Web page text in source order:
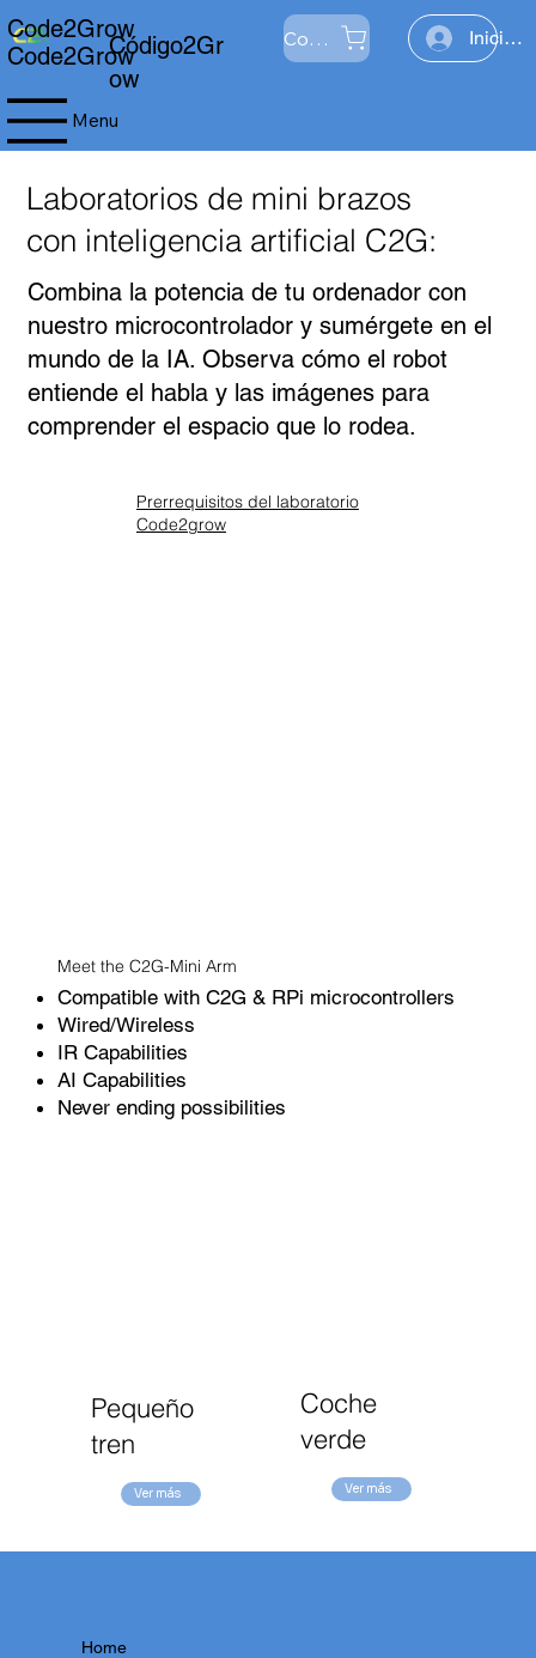
Código2Gr
ow
Comercio Iniciar
Menu
Code2Grow
Code2Grow
Combina la potencia de tu ordenador con
nuestro microcontrolador y sumérgete en el
mundo de la IA. Observa cómo el robot
entiende el habla y las imágenes para
comprender el espacio que lo rodea.
Laboratorios de mini brazos
con inteligencia artificial C2G:
Prerrequisitos del laboratorio
Code2grow
Pequeño
tren
Ver más
Coche
verde
Ver más
Meet the C2G-Mini Arm
Compatible with C2G & RPi microcontrollers
Wired/Wireless
IR Capabilities
AI Capabilities
Never ending possibilities
Home